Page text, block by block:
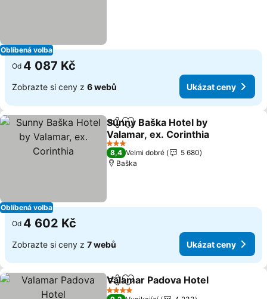
Oblíbená volba
Od 4 087 Kč
Zobrazte si ceny z 6 webů Ukázat ceny
Oblíbená volba
SdíletPřidat na seznam oblíbených
Sunny Baška Hotel by
Valamar, ex. Corinthia
3 Počet hvězdiček
8,4 Velmi dobré
5 680
Baška
Od 4 602 Kč
Zobrazte si ceny z 7 webů Ukázat ceny
SdíletPřidat na seznam oblíbených
Valamar Padova Hotel
4 Počet hvězdiček